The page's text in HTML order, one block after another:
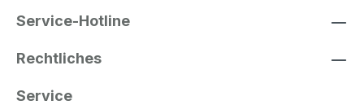
Service-Hotline
Rechtliches
Service